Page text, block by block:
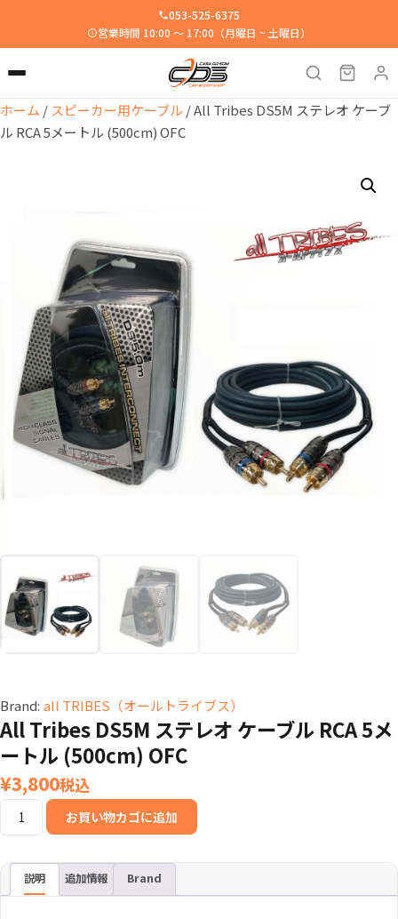
053-525-6375
営業時間 10:00 ～ 17:00（月曜日 ~ 土曜日）
ホーム / スピーカー用ケーブル / All Tribes DS5M ステレオ ケーブ
ル RCA 5メートル (500cm) OFC
Brand: all TRIBES（オールトライブス）
All Tribes DS5M ステレオ ケーブル RCA 5メ
ートル (500cm) OFC
¥3,800税込
テ
お買い物カゴに追加
説明 追加情報 Brand